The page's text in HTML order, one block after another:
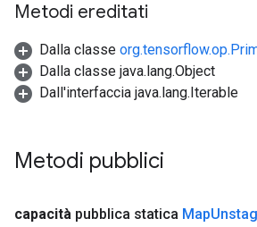
Metodi ereditati
Dalla classe
Dalla classe java.lang.Object
Dall'interfaccia java.lang.Iterable
Metodi pubblici
capacità pubblica statica Map